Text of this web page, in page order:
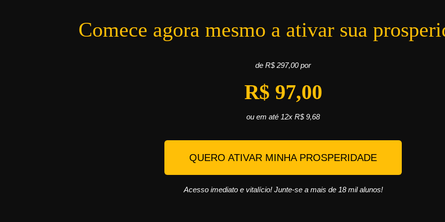
Comece agora mesmo a ativar sua
de R$ 297,00 por
R$ 97,00
ou em até 12x R$ 9,68
QUERO ATIVAR MINHA PROSPERIDADE
Acesso imediato e vitalício! Junte-se a mais de 18 mil alunos!